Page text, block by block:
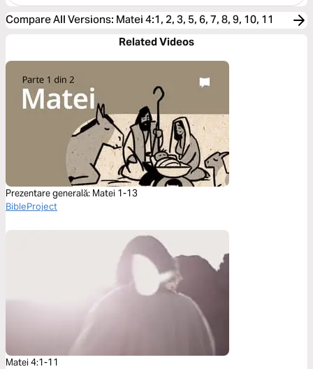
Compare All Versions: Matei 4:1, 2, 3, 5, 6, 7, 8, 9, 10, 11
Related Videos
Prezentare generală: Matei 1-13
BibleProject
Matei 4:1-11